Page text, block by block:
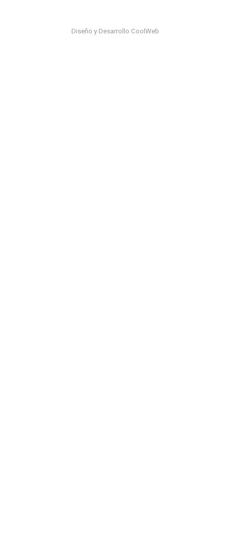
Diseño y Desarrollo CoolWeb